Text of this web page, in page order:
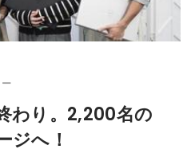
わり。2,200名の
ジへ！